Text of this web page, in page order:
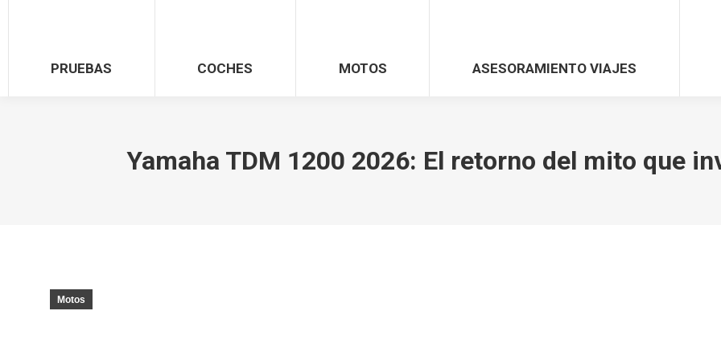
PRUEBAS COCHES MOTOS ASESORAMIENTO VIAJES
Yamaha TDM 1200 2026: El retorno del mito que
Motos